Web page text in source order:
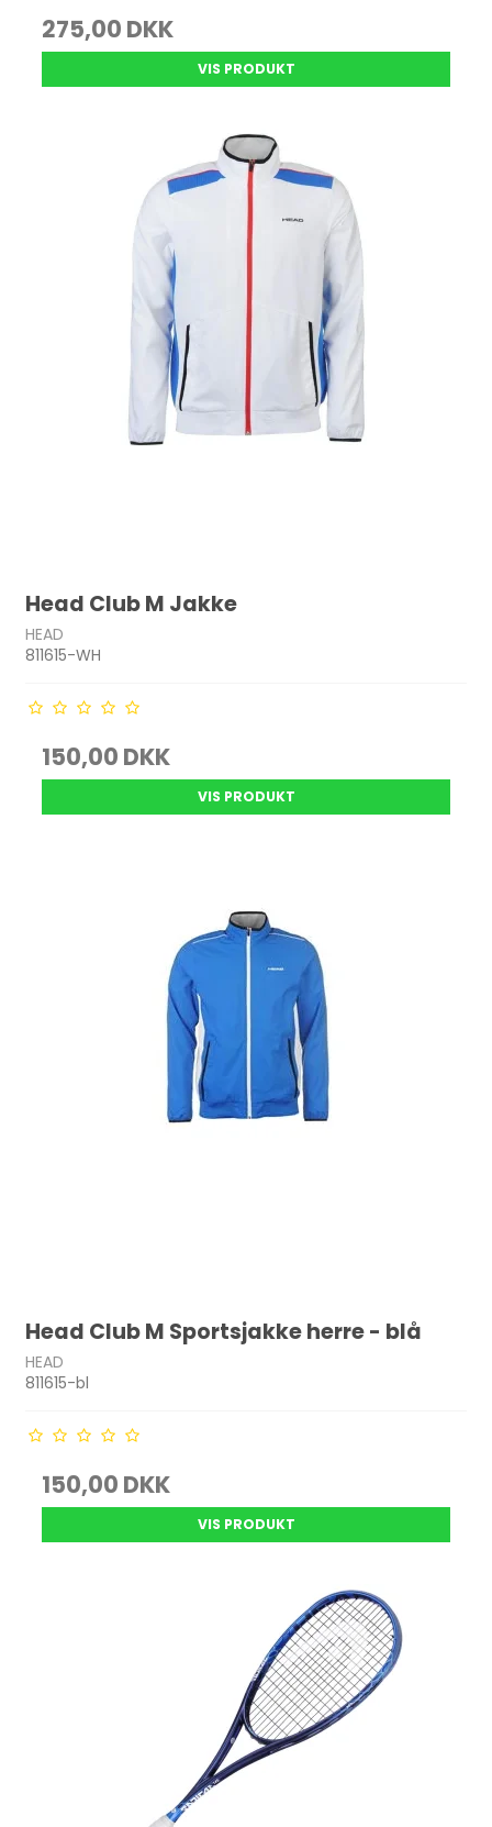
275,00 DKK
VIS PRODUKT
Head Club M Jakke
HEAD
811615-WH
150,00 DKK
VIS PRODUKT
Head Club M Sportsjakke herre - blå
HEAD
811615-bl
150,00 DKK
VIS PRODUKT